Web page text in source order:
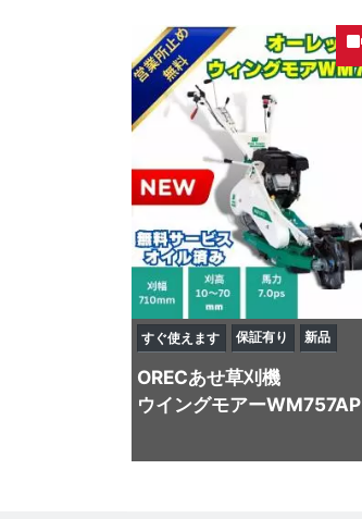
すぐ使えます 保証有り 新品
ORECあせ草刈機
ウイングモアーWM757AP